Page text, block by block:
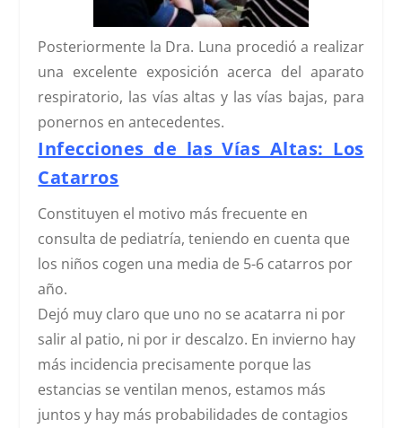
Posteriormente la Dra. Luna procedió a realizar
una excelente exposición acerca del aparato
respiratorio, las vías altas y las vías bajas, para
ponernos en antecedentes.
Infecciones de las Vías Altas: Los
Catarros
Constituyen el motivo más frecuente en
consulta de pediatría, teniendo en cuenta que
los niños cogen una media de 5-6 catarros por
año.
Dejó muy claro que uno no se acatarra ni por
salir al patio, ni por ir descalzo. En invierno hay
más incidencia precisamente porque las
estancias se ventilan menos, estamos más
juntos y hay más probabilidades de contagios